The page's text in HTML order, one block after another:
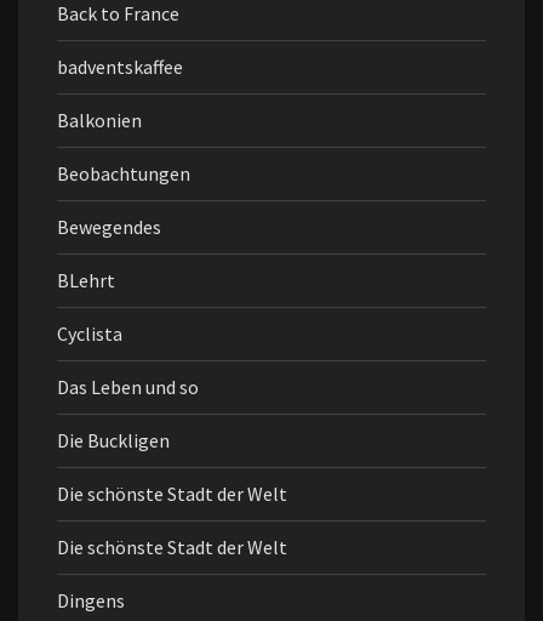
Back to France
badventskaffee
Balkonien
Beobachtungen
Bewegendes
BLehrt
Cyclista
Das Leben und so
Die Buckligen
Die schönste Stadt der Welt
Die schönste Stadt der Welt
Dingens